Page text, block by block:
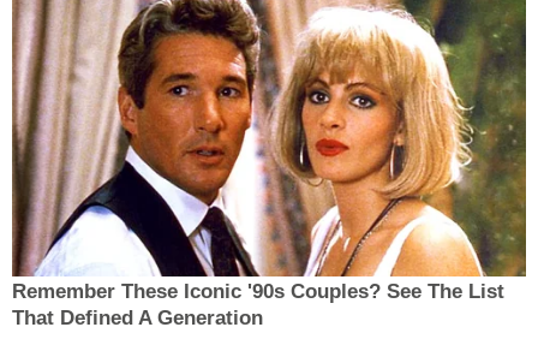
Remember These Iconic '90s Couples? See The List
That Defined A Generation